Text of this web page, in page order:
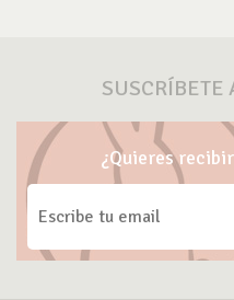
SUSCRÍBETE
¿Quieres